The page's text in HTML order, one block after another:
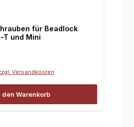
für Beadlock
T und Mini
Versandkosten
den Warenkorb